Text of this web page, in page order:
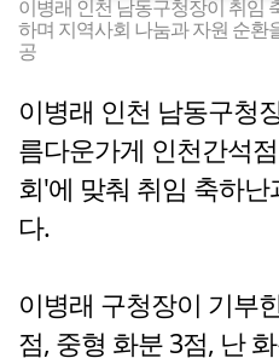
이병래 인천 남동구청장이 취임
하며 지역사회 나눔과 자원 순환
공
이병래 인천 남동구청
름다운가게 인천간석
회'에 맞춰 취임 축하
다.
이병래 구청장이 기부
점, 중형 화분 3점, 난